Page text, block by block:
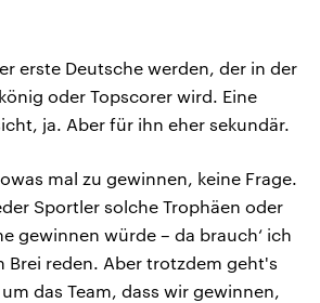
erste Deutsche werden, der in der
oder Topscorer wird. Eine
ja. Aber für ihn eher sekundär.
mal zu gewinnen, keine Frage.
Sportler solche Trophäen oder
gewinnen würde – da brauch‘ ich
Brei reden. Aber trotzdem geht's
das Team, dass wir gewinnen,